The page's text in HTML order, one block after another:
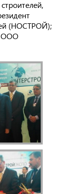
(НОСТРОЙ);
ООО